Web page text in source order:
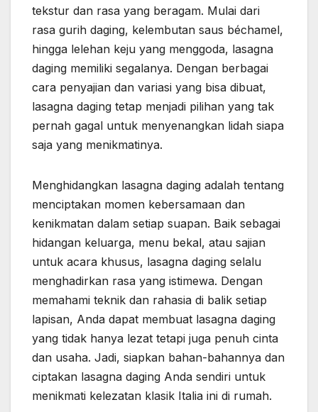
tekstur dan rasa yang beragam. Mulai dari
rasa gurih daging, kelembutan saus béchamel,
hingga lelehan keju yang menggoda, lasagna
daging memiliki segalanya. Dengan berbagai
cara penyajian dan variasi yang bisa dibuat,
lasagna daging tetap menjadi pilihan yang tak
pernah gagal untuk menyenangkan lidah siapa
saja yang menikmatinya.
Menghidangkan lasagna daging adalah tentang
menciptakan momen kebersamaan dan
kenikmatan dalam setiap suapan. Baik sebagai
hidangan keluarga, menu bekal, atau sajian
untuk acara khusus, lasagna daging selalu
menghadirkan rasa yang istimewa. Dengan
memahami teknik dan rahasia di balik setiap
lapisan, Anda dapat membuat lasagna daging
yang tidak hanya lezat tetapi juga penuh cinta
dan usaha. Jadi, siapkan bahan-bahannya dan
ciptakan lasagna daging Anda sendiri untuk
menikmati kelezatan klasik Italia ini di rumah.